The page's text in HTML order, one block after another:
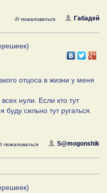
Габадей
пожаловаться
отцоса в жизни у меня
нули. Если кто тут
сильно тут ругаться.
S@mogonshik
пожаловаться